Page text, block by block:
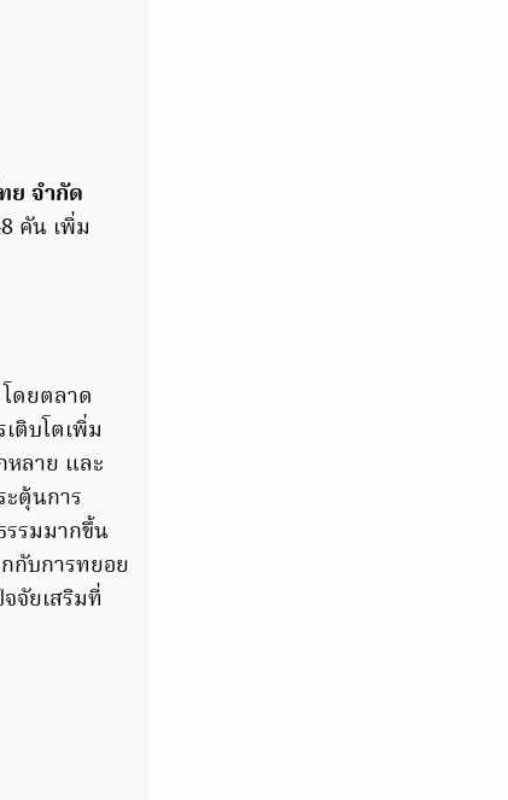
ย จำกัด
คัน เพิ่ม
โดยตลาด
ติบโตเพิ่ม
หลาย และ
ตุ้นการ
รรมมากขึ้น
กับการทยอย
จัยเสริมที่